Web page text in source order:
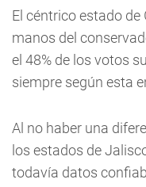
El céntrico estado
manos del
el 48% de los votos
siempre según esta
Al no haber una
los estados de
todavía datos